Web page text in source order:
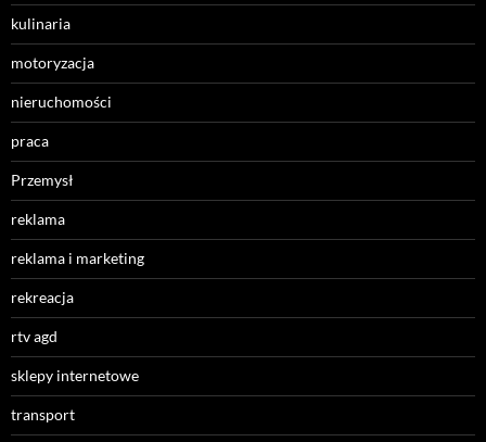
kulinaria
motoryzacja
nieruchomości
praca
Przemysł
reklama
reklama i marketing
rekreacja
rtv agd
sklepy internetowe
transport